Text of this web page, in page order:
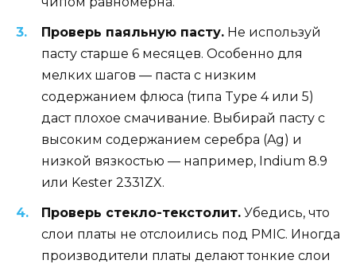
Проверь паяльную пасту. Не используй
пасту старше 6 месяцев. Особенно для
мелких шагов — паста с низким
содержанием флюса (типа Type 4 или 5)
даст плохое смачивание. Выбирай пасту с
высоким содержанием серебра (Ag) и
низкой вязкостью — например, Indium 8.9
или Kester 2331ZX.
Проверь стекло-текстолит. Убедись, что
слои платы не отслоились под PMIC. Иногда
производители платы делают тонкие слои